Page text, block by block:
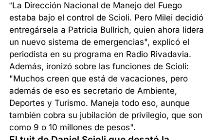
“La Dirección Nacional de Manejo del Fuego
estaba bajo el control de Scioli. Pero Milei decidió
entregársela a Patricia Bullrich, quien ahora lidera
un nuevo sistema de emergencias", explicó el
periodista en su programa en Radio Rivadavia.
Además, ironizó sobre las funciones de Scioli:
"Muchos creen que está de vacaciones, pero
además de eso es secretario de Ambiente,
Deportes y Turismo. Maneja todo eso, aunque
también cobra su jubilación de privilegio, que son
como 9 o 10 millones de pesos".